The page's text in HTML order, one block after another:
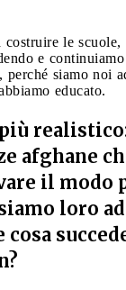
le scuole,
e
perché siamo noi
educato.
afghane
il modo
loro